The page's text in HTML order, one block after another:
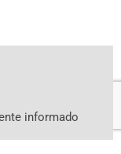
informado